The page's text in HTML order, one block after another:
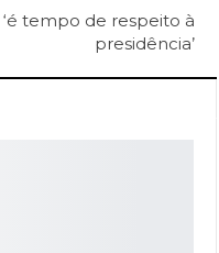
tempo de respeito à
presidência’